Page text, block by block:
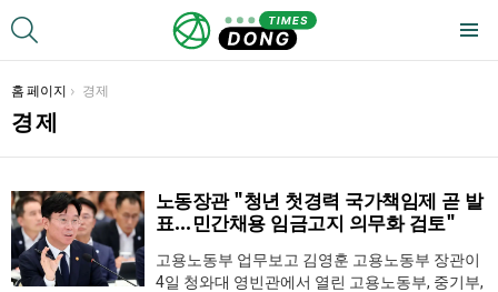
You are here:
홈 페이지 경제
경제
LATEST
STORIES
노동장관 "청년 첫경력 국가책임제 곧 발
표…민간채용 임금고지 의무화 검토"
고용노동부 업무보고 김영훈 고용노동부 장관이
4일 청와대 영빈관에서 열린 고용노동부, 중기부,